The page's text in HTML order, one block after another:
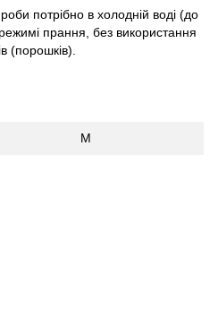
потрібно в холодній воді (до
прання, без використання
(порошків).
M